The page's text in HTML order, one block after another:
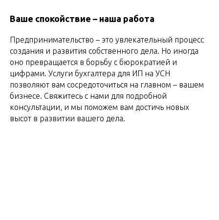
Ваше спокойствие – наша работа
Предпринимательство – это увлекательный процесс
создания и развития собственного дела. Но иногда
оно превращается в борьбу с бюрократией и
цифрами. Услуги бухгалтера для ИП на УСН
позволяют вам сосредоточиться на главном – вашем
бизнесе. Свяжитесь с нами для подробной
консультации, и мы поможем вам достичь новых
высот в развитии вашего дела.